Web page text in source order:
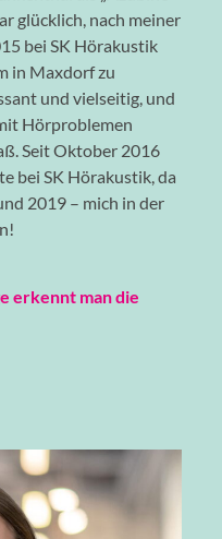
glücklich, nach meiner
bei SK Hörakustik
in Maxdorf zu
und vielseitig, und
Hörproblemen
Seit Oktober 2016
bei SK Hörakustik, da
2019 – mich in der
erkennt man die